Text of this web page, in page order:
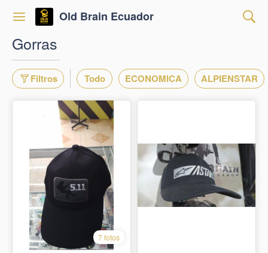
Old Brain Ecuador
Gorras
Filtros Todo ECONOMICA ALPIENSTAR
7 fotos